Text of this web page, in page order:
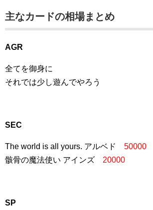
主なカードの相場まとめ
AGR
全てを御身に
それでは少し遊んでやろう
SEC
The world is all yours. アルベド 50000
骸骨の魔法使い アインズ 20000
SP